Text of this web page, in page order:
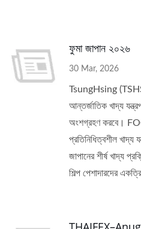
ফুমা জাপান ২০২৬
30 Mar, 2026
TsungHsing
আন্তর্জাতিক খাদ্য
অংশগ্রহণ করবে।
প্রতিনিধিত্বশীল খাদ্য
জাপানের শীর্ষ খাদ্য
শিল্প পেশাদারদের